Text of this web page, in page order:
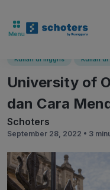
Kuliah di Inggris Kuliah di
University of
dan Cara
Schoters
September 28, 2022 • 3